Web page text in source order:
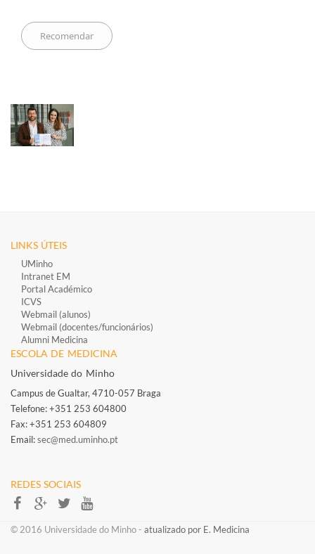
LINKS ÚTEIS
UMinho
Intranet EM
Portal Académico
ICVS
Webmail (alunos)
Webmail (docentes/funcionários)
Alumni Medicina
ESCOLA DE MEDICINA
Universidade do Minho
Campus de Gualtar, 4710-057 Braga
Telefone: +351 253 604800​
Fax: +351 253 604809
Email:sec@med.uminho.pt
REDES SOCIAIS​​​​
​​© 2016 Universidade do Minho​ - atualizado por E. Medicina